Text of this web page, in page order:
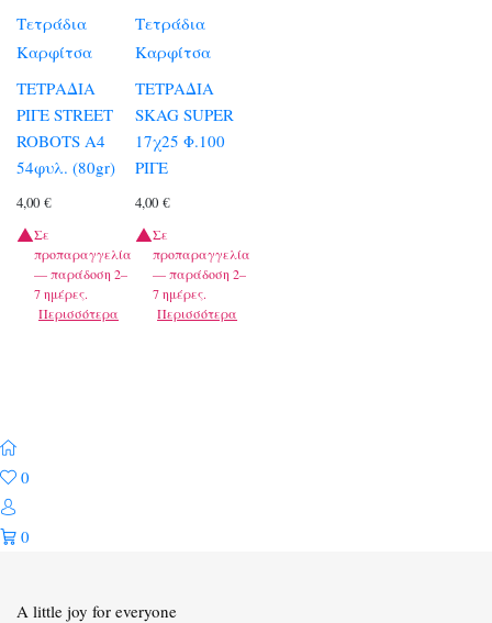
Τετράδια
Καρφίτσα
ΤΕΤΡΑΔΙΑ
ΡΙΓΕ STREET
ROBOTS A4
54φυλ. (80gr)
4,00 €
Σε
προπαραγγελία
— παράδοση 2–
7 ημέρες.
Περισσότερα
Τετράδια
Καρφίτσα
ΤΕΤΡΑΔΙΑ
SKAG SUPER
17χ25 Φ.100
ΡΙΓΕ
4,00€
Σε
προπαραγγελία
— παράδοση 2–
7 ημέρες.
Περισσότερα
0
0
A little joy for everyone